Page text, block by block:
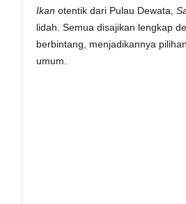
Ikan otentik dari Pulau Dewata,
lidah. Semua disajikan lengkap
berbintang, menjadikannya
umum.